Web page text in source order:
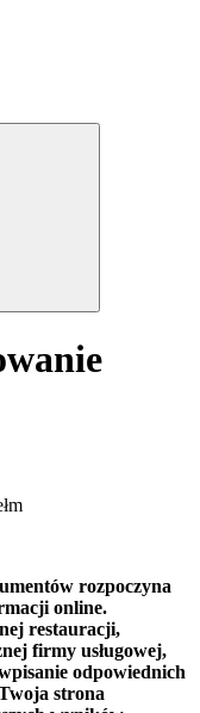
rozpoczyna
online.
restauracji,
firmy usługowej,
odpowiednich
strona